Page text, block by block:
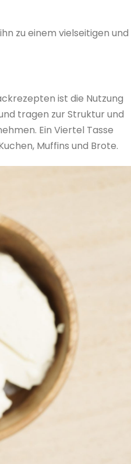
zu einem vielseitigen und
ist die Nutzung
tragen zur Struktur und
Ein Viertel Tasse
Muffins und Brote.